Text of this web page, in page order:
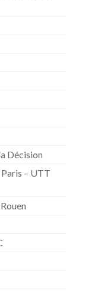
Décision
– UTT